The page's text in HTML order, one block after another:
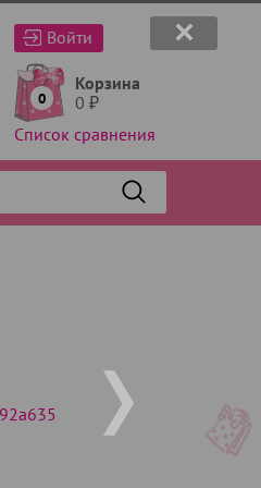
Войти
0
Корзина
0 ₽
Список сравнения